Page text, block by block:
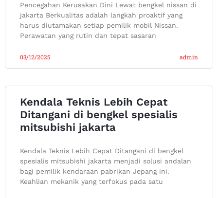
Pencegahan Kerusakan Dini Lewat bengkel nissan di
jakarta Berkualitas adalah langkah proaktif yang
harus diutamakan setiap pemilik mobil Nissan.
Perawatan yang rutin dan tepat sasaran
admin
03/12/2025
Kendala Teknis Lebih Cepat
Ditangani di bengkel spesialis
mitsubishi jakarta
Kendala Teknis Lebih Cepat Ditangani di bengkel
spesialis mitsubishi jakarta menjadi solusi andalan
bagi pemilik kendaraan pabrikan Jepang ini.
Keahlian mekanik yang terfokus pada satu